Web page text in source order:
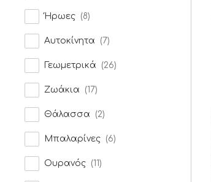
Ήρωες (8)
Αυτοκίνητα (7)
Γεωμετρικά (26)
Ζωάκια (17)
Θάλασσα (2)
Μπαλαρίνες (6)
Ουρανός (11)